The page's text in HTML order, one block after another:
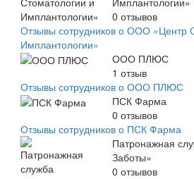
0 отзывов
Отзывы сотрудников о ООО «Центр
Имплантологии»
ООО ПЛЮС
1 отзыв
Отзывы сотрудников о ООО ПЛЮС
ПСК Фарма
0 отзывов
Отзывы сотрудников о ПСК Фарма
Патронажная
Заботы»
0 отзывов